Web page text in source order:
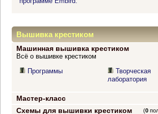
Вышивка крестиком
Машинная вышивка крестиком
Всё о вышивке крестиком
Программы
Творческая
лаборатория
Мастер-класс
Схемы для вышивки крестиком
(0